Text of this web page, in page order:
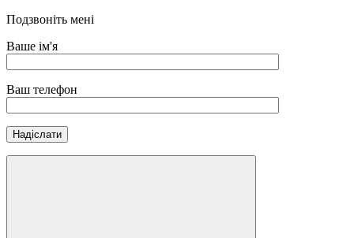
Подзвоніть мені
Ваше ім'я
Ваш телефон